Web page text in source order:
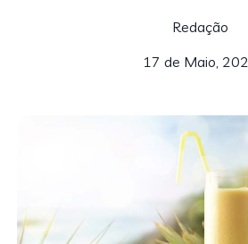
Redação
17 de Maio,